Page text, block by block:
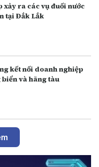
xảy ra các vụ đuối nước
tại Đắk Lắk
kết nối doanh nghiệp
biển và hãng tàu